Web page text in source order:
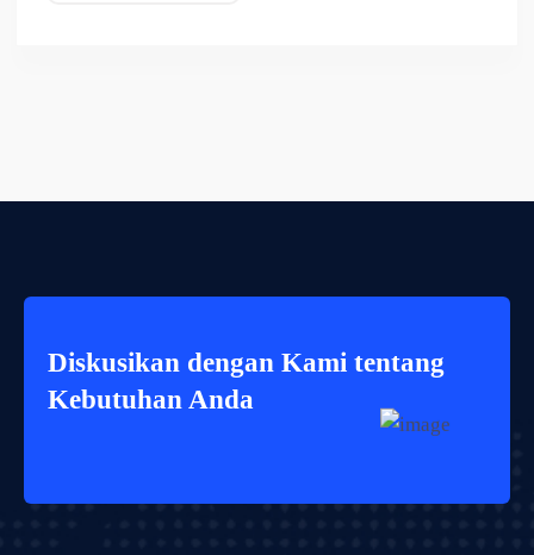
Diskusikan dengan Kami tentang
Kebutuhan Anda